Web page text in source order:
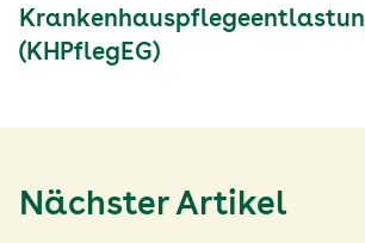
(KHPflegEG)
Nächster Artikel